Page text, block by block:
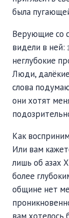
была
Верующие со
видели в ней:
неглубокие
Люди,
слова
они хотят
Как
Или вам
лишь об азах
более
общине нет